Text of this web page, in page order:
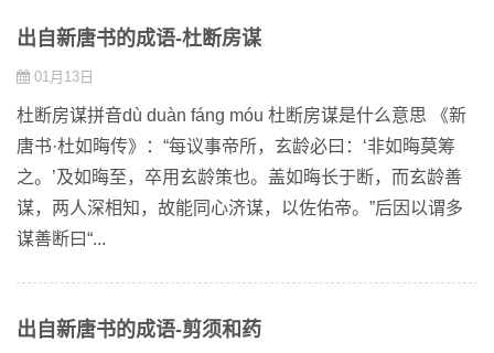
出自新唐书的成语-杜断房谋
01月13日
杜断房谋拼音dù duàn fáng móu 杜断房谋是什么意思 《新
唐书·杜如晦传》：“每议事帝所，玄龄必曰：‘非如晦莫筹
之。’及如晦至，卒用玄龄策也。盖如晦长于断，而玄龄善
谋，两人深相知，故能同心济谋，以佐佑帝。”后因以谓多
谋善断曰“...
出自新唐书的成语-剪须和药